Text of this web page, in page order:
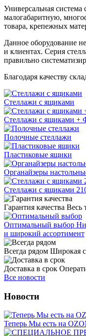
Универсальная
малогабаритную,
товара, крепежных
Данное оборудование
и клиентах. Серия
правильно
Благодаря качеству
Стеллажи с ящиками
Стеллажи с ящиками +
Полочные стеллажи
Пластиковые ящики
Органайзеры
Стеллажи с ящиками
Гарантия качества Весь
Оптимальный выбор
и широкий ассортимент
Всегда рядом Широкая
Доставка в срок
Все новости
Новости
Теперь Мы есть на